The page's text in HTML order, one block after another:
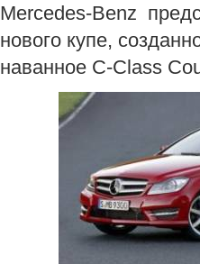
Mercedes-Benz
нового купе,
наванное C-Class